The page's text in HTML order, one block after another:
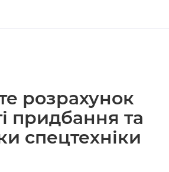
розрахунок
придбання та
спецтехніки